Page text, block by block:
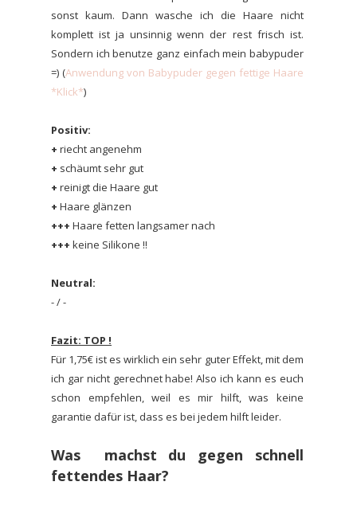
sonst kaum. Dann wasche ich die Haare nicht
komplett ist ja unsinnig wenn der rest frisch ist.
Sondern ich benutze ganz einfach mein babypuder
=) (Anwendung von Babypuder gegen fettige Haare
*Klick*)
Positiv:
+ riecht angenehm
+ schäumt sehr gut
+ reinigt die Haare gut
+ Haare glänzen
+++ Haare fetten langsamer nach
+++ keine Silikone !!
Neutral:
- / -
Fazit: TOP !
Für 1,75€ ist es wirklich ein sehr guter Effekt, mit dem
ich gar nicht gerechnet habe! Also ich kann es euch
schon empfehlen, weil es mir hilft, was keine
garantie dafür ist, dass es bei jedem hilft leider.
Was machst du gegen schnell
fettendes Haar?